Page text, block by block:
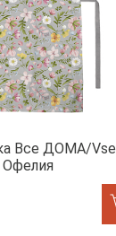
Все ДОМА/Vse
Офелия